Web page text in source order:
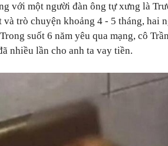
với một người đàn ông tự xưng là
và trò chuyện khoảng 4 - 5 tháng, hai
suốt 6 năm yêu qua mạng, cô
nhiều lần cho anh ta vay tiền.